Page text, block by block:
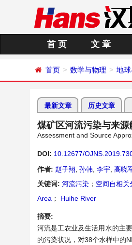
首 页 文 章
首页 数学与物理 地
最新文章 历史文章
煤矿区河流污染与来
Assessment and Source
DOI: 10.12677/
作者: 赵子翔 孙韩 李宇 高晓
关键词: 河流污染 ； 空间自相关
Area ； Huihe River
摘要:
河流是工农业及生活用水的主
的污染状况，对38个水样中的